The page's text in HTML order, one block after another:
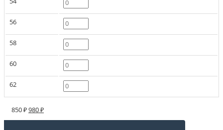
56
58
60
62
850 ₽980 ₽